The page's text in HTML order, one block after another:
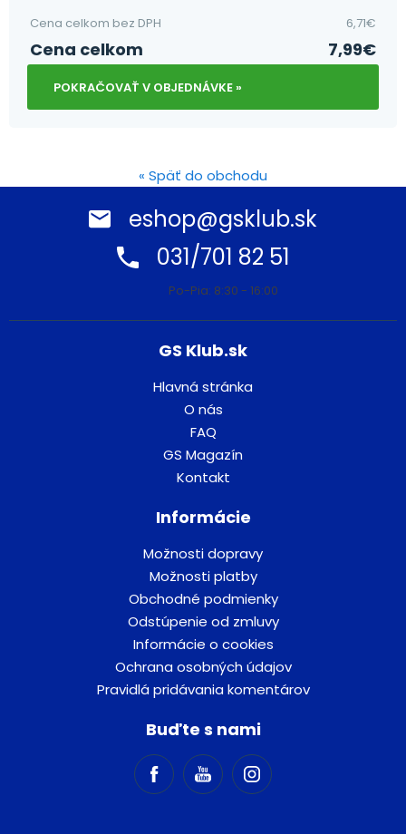
Cena celkom bez DPH 6,71€
Cena celkom 7,99€
POKRAČOVAŤ V OBJEDNÁVKE »
« Späť do obchodu
eshop@gsklub.sk
031/701 82 51
Po-Pia: 8:30 - 16:00
GS Klub.sk
Hlavná stránka
O nás
FAQ
GS Magazín
Kontakt
Informácie
Možnosti dopravy
Možnosti platby
Obchodné podmienky
Odstúpenie od zmluvy
Informácie o cookies
Ochrana osobných údajov
Pravidlá pridávania komentárov
Buďte s nami